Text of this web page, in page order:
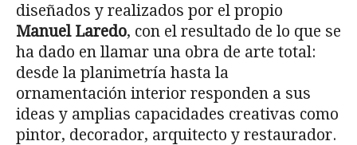
diseñados y realizados por el propio
Manuel Laredo, con el resultado de lo que se
ha dado en llamar una obra de arte total:
desde la planimetría hasta la
ornamentación interior responden a sus
ideas y amplias capacidades creativas como
pintor, decorador, arquitecto y restaurador.